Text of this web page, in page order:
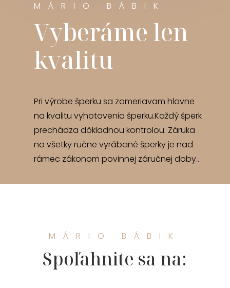
MÁRIO BÁBIK
Vyberáme len
kvalitu
Pri výrobe šperku sa zameriavam hlavne
na kvalitu vyhotovenia šperku.Každý šperk
prechádza dôkladnou kontrolou. Záruka
na všetky ručne vyrábané šperky je nad
rámec zákonom povinnej záručnej doby..
MÁRIO BÁBIK
Spoľahnite sa na: